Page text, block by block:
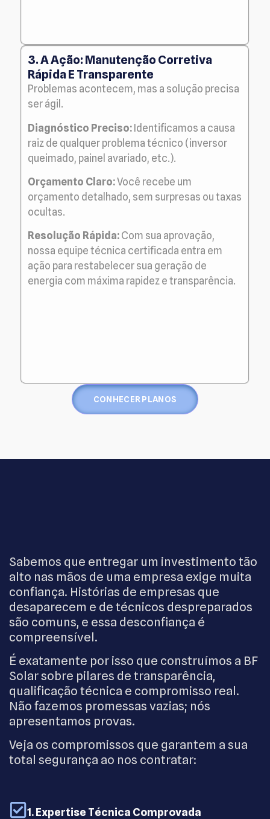
3. A Ação: Manutenção Corretiva
Rápida E Transparente
Problemas acontecem, mas a solução precisa
ser ágil.
Diagnóstico Preciso: Identificamos a causa
raiz de qualquer problema técnico (inversor
queimado, painel avariado, etc.).
Orçamento Claro:Você recebe um
orçamento detalhado, sem surpresas ou taxas
ocultas.
Resolução Rápida: Com sua aprovação,
nossa equipe técnica certificada entra em
ação para restabelecer sua geração de
energia com máxima rapidez e transparência.
CONHECER PLANOS
Sabemos que entregar um investimento tão
alto nas mãos de uma empresa exige muita
confiança. Histórias de empresas que
desaparecem e de técnicos despreparados
são comuns, e essa desconfiança é
compreensível.
É exatamente por isso que construímos a BF
Solar sobre pilares de transparência,
qualificação técnica e compromisso real.
Não fazemos promessas vazias; nós
apresentamos provas.
Veja os compromissos que garantem a sua
total segurança ao nos contratar:
1. Expertise Técnica Comprovada